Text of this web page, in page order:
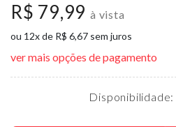
R$ 79,99à vista
ou 12x de R$ 6,67 sem juros
ver mais opções de pagamento
Disponibilidade: